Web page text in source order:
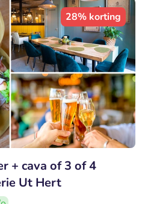
28% korting
+ cava of 3 of 4
Ut Hert